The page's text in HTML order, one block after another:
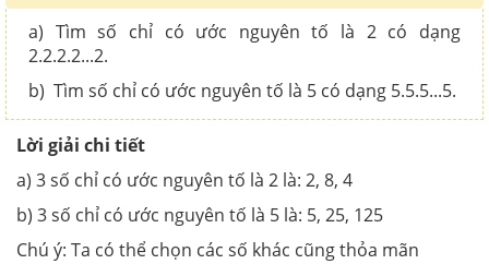
a) Tìm số chỉ có ước nguyên tố là 2 có dạng
2.2.2.2...2.
b) Tìm số chỉ có ước nguyên tố là 5 có dạng 5.5.5...5.
Lời giải chi tiết
a) 3 số chỉ có ước nguyên tố là 2 là: 2, 8, 4
b) 3 số chỉ có ước nguyên tố là 5 là: 5, 25, 125
Chú ý: Ta có thể chọn các số khác cũng thỏa mãn